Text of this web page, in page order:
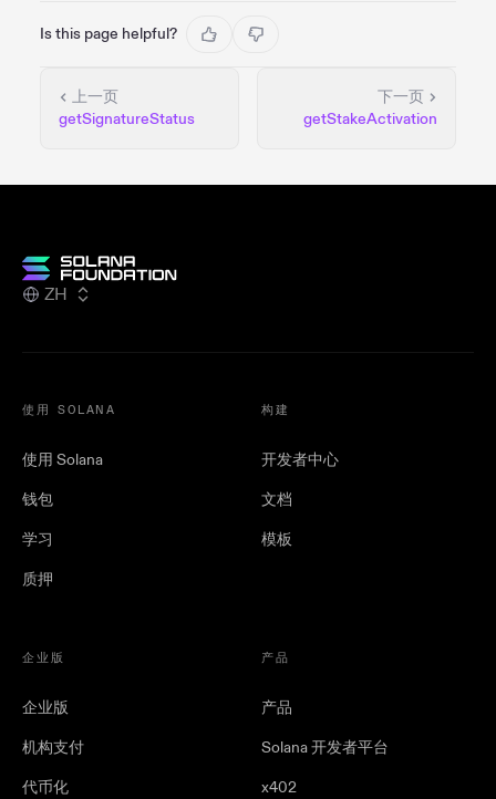
Is this page helpful?
上一页
getSignatureStatus
下一页
getStakeActivation
ZH
使用 SOLANA
使用 Solana
钱包
学习
质押
构建
开发者中心
文档
模板
企业版
企业版
机构支付
代币化
产品
产品
Solana 开发者平台
x402